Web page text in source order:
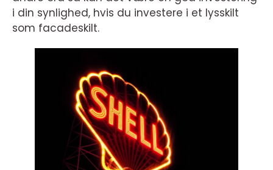
i din synlighed, hvis du investere i et lysskilt
som facadeskilt.